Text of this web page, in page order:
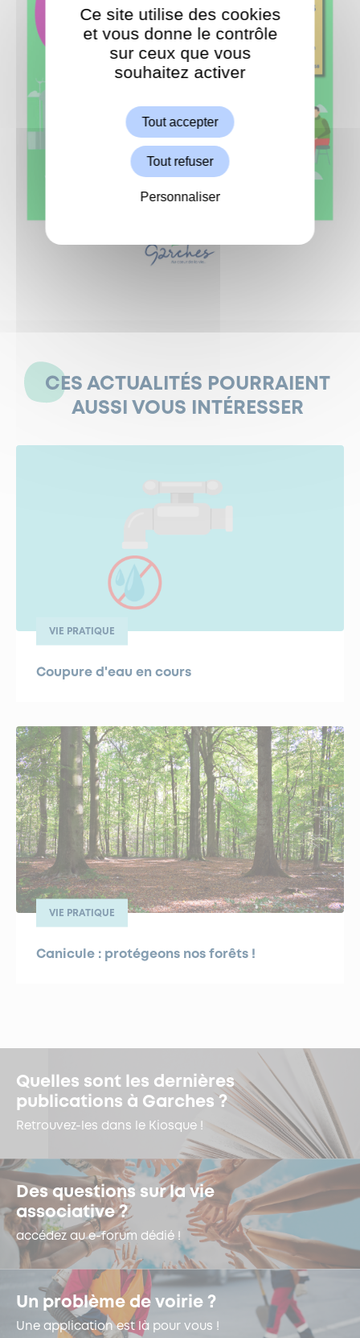
CES ACTUALITÉS POURRAIENT
AUSSI VOUS INTÉRESSER
VIE PRATIQUE
Coupure d'eau en cours
VIE PRATIQUE
Canicule : protégeons nos forêts !
Quelles sont les dernières
publications à Garches ?
Retrouvez-les dans le Kiosque !
Des questions sur la vie
associative ?
accédez au e-forum dédié !
Un problème de voirie ?
Une application est là pour vous !
ShareThis est désactivé.
Ce site utilise des cookies
et vous donne le contrôle
sur ceux que vous
souhaitez activer
Tout accepter
Tout refuser
Personnaliser